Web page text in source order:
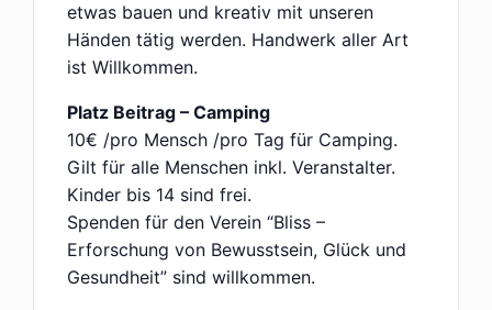
etwas bauen und kreativ mit unseren
Händen tätig werden. Handwerk aller Art
ist Willkommen.
Platz Beitrag – Camping
10€ /pro Mensch /pro Tag für Camping.
Gilt für alle Menschen inkl. Veranstalter.
Kinder bis 14 sind frei.
Spenden für den Verein “Bliss –
Erforschung von Bewusstsein, Glück und
Gesundheit” sind willkommen.